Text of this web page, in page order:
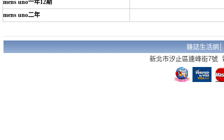
mens uno一年12期
mens uno二年
雜誌生活網
新北市汐止區連峰街7號